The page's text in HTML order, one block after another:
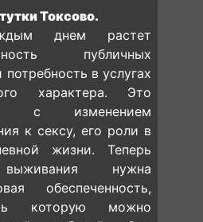
Токсово.
днем растет
публичных
в услугах
характера. Это
с изменением
к сексу, его роли в
жизни. Теперь
нужна
обеспеченность,
которую можно